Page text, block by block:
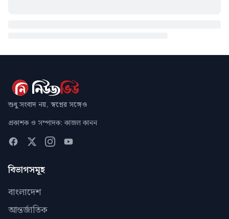
শুধু সংবাদ নয়, স্বপ্নের সঙ্গেও
প্রকাশক ও সম্পাদক: কাজল কানন
বিভাগসমূহ
বাংলাদেশ
আন্তর্জাতিক